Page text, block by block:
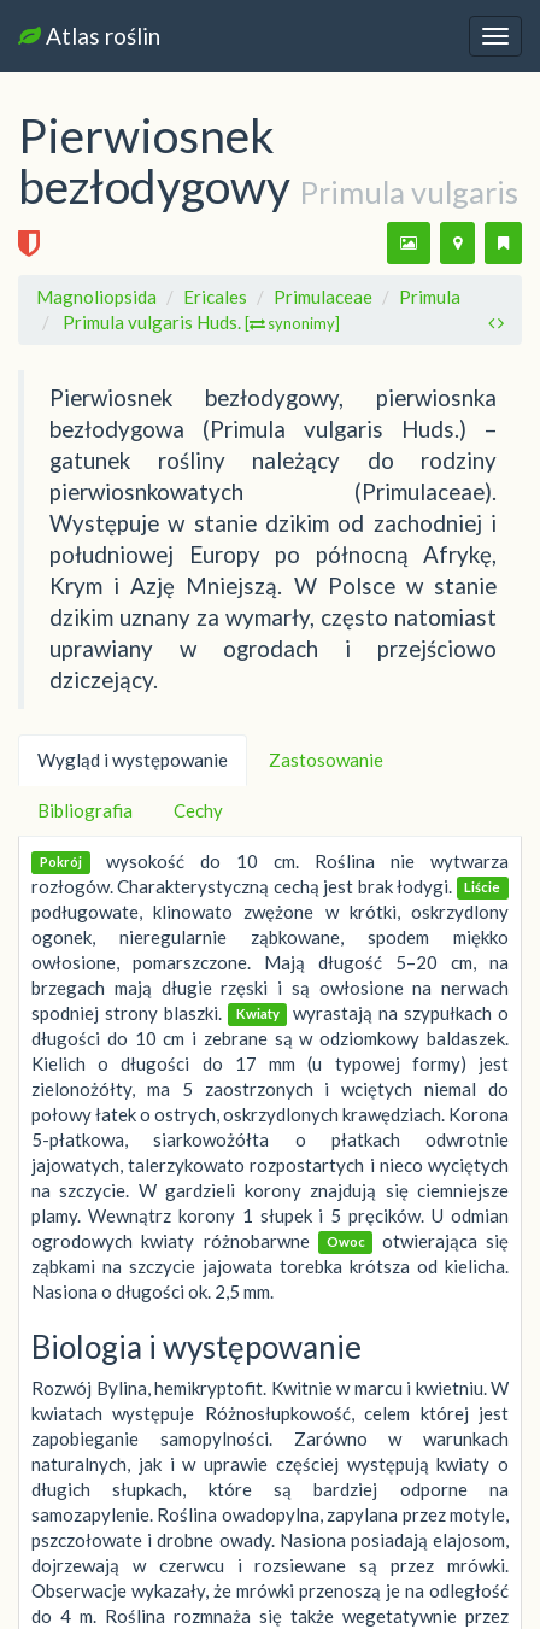
Atlas roślin
Pierwiosnek
bezłodygowy Primula vulgaris
Magnoliopsida Ericales Primulaceae
Primula
Primula vulgaris Huds. [ synonimy]
Pierwiosnek bezłodygowy, pierwiosnka
bezłodygowa (Primula vulgaris Huds.) –
gatunek rośliny należący do rodziny
pierwiosnkowatych (Primulaceae).
Występuje w stanie dzikim od zachodniej i
południowej Europy po północną Afrykę,
Krym i Azję Mniejszą. W Polsce w stanie
dzikim uznany za wymarły, często natomiast
uprawiany w ogrodach i przejściowo
dziczejący.
Wygląd i występowanie Zastosowanie
Bibliografia Cechy
Pokrój wysokość do 10 cm. Roślina nie wytwarza
rozłogów. Charakterystyczną cechą jest brak łodygi.
Liście
podługowate, klinowato zwężone w krótki, oskrzydlony
ogonek, nieregularnie ząbkowane, spodem miękko
owłosione, pomarszczone. Mają długość 5–20 cm, na
brzegach mają długie rzęski i są owłosione na nerwach
spodniej strony blaszki.
Kwiaty
wyrastają na szypułkach o
długości do 10 cm i zebrane są w odziomkowy baldaszek.
Kielich o długości do 17 mm (u typowej formy) jest
zielonożółty, ma 5 zaostrzonych i wciętych niemal do
połowy łatek o ostrych, oskrzydlonych krawędziach. Korona
5-płatkowa, siarkowożółta o płatkach odwrotnie
jajowatych, talerzykowato rozpostartych i nieco wyciętych
na szczycie. W gardzieli korony znajdują się ciemniejsze
plamy. Wewnątrz korony 1 słupek i 5 pręcików. U odmian
ogrodowych kwiaty różnobarwne
Owoc
otwierająca się
ząbkami na szczycie jajowata torebka krótsza od kielicha.
Nasiona o długości ok. 2,5 mm.
Biologia i występowanie
Rozwój Bylina, hemikryptofit. Kwitnie w marcu i kwietniu. W
kwiatach występuje Różnosłupkowość, celem której jest
zapobieganie samopylności. Zarówno w warunkach
naturalnych, jak i w uprawie częściej występują kwiaty o
długich słupkach, które są bardziej odporne na
samozapylenie. Roślina owadopylna, zapylana przez motyle,
pszczołowate i drobne owady. Nasiona posiadają elajosom,
dojrzewają w czerwcu i rozsiewane są przez mrówki.
Obserwacje wykazały, że mrówki przenoszą je na odległość
do 4 m. Roślina rozmnaża się także wegetatywnie przez